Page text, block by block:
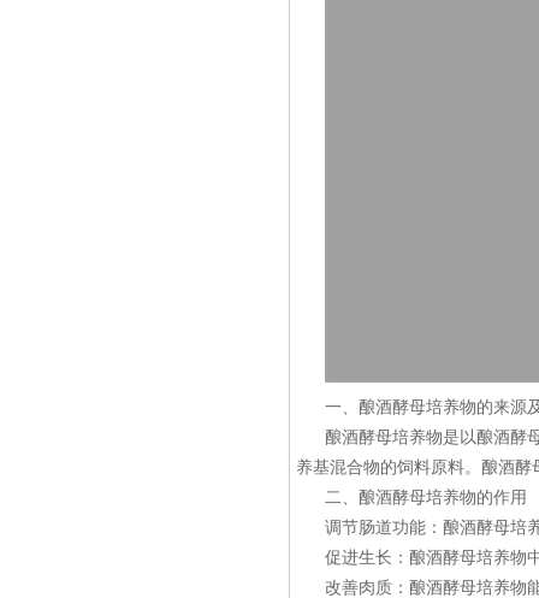
一、酿酒酵母培养物的来源
酿酒酵母培养物是以酿酒酵
养基混合物的饲料原料。酿酒
二、酿酒酵母培养物的作用
调节肠道功能：酿酒酵母培
促进生长：酿酒酵母培养物
改善肉质：酿酒酵母培养物